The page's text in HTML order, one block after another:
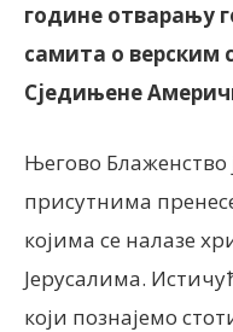
године отварању
самита о верским
Сједињене
Његово Блаженство
присутнима
којима се налазе
Јерусалима.
који познајемо